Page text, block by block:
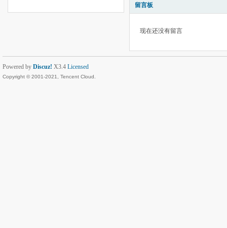
留言板
现在还没有留言
Powered by Discuz! X3.4 Licensed
Copyright © 2001-2021, Tencent Cloud.